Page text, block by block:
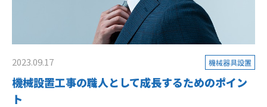
2023.09.17 機械器具設置
機械設置工事の職人として成長するためのポイン
ト